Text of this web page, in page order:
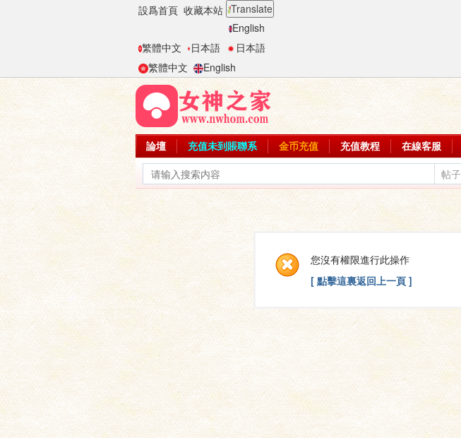
設爲首頁 收藏本站 Translate
English
繁體中文
日本語
日本語
繁體中文
English
論壇 充值未到賬聯系 金币充值 充值教程 在線客服
帖子
您沒有權限進行此操作
[ 點擊這裏返回上一頁 ]